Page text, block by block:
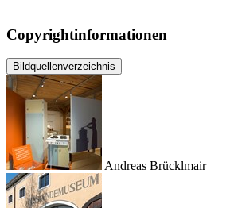
Copyrightinformationen
Bildquellenverzeichnis
Andreas Brücklmair